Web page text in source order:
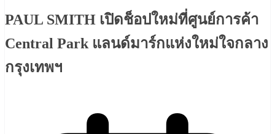
PAUL SMITH เปิดช็อปใหม่ที่ศูนย์การค้า
Central Park แลนด์มาร์กแห่งใหม่ใจกลาง
กรุงเทพฯ